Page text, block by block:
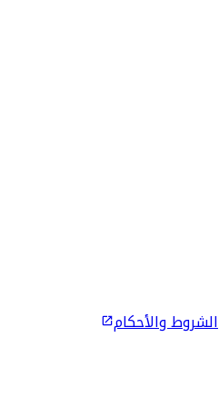
الشروط والأحكام